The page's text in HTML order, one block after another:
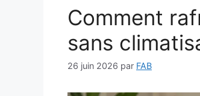
Comment
sans
26 juin 2026 par FAB